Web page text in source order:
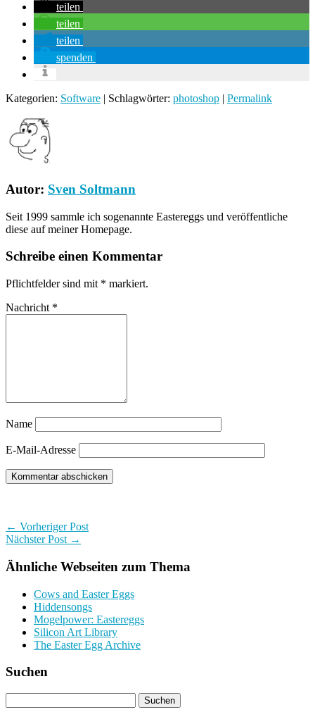
teilen
teilen
teilen
spenden
Kategorien: Software | Schlagwörter: photoshop | Permalink
Autor: Sven Soltmann
Seit 1999 sammle ich sogenannte Eastereggs und veröffentliche
diese auf meiner Homepage.
Schreibe einen Kommentar
Pflichtfelder sind mit * markiert.
Nachricht *
Name
E-Mail-Adresse
← Vorheriger Post
Nächster Post →
Ähnliche Webseiten zum Thema
Cows and Easter Eggs
Hiddensongs
Mogelpower: Eastereggs
Silicon Art Library
The Easter Egg Archive
Suchen